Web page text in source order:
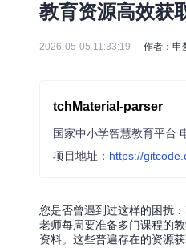
教育资源高效获
2026-05-05 11:33:19 作者：申
tchMaterial-parser
国家中小学智慧教育平台
项目地址： https://
您是否曾遇到过这样的困扰
老师每周要准备多门课程的
资料。这些普遍存在的资源